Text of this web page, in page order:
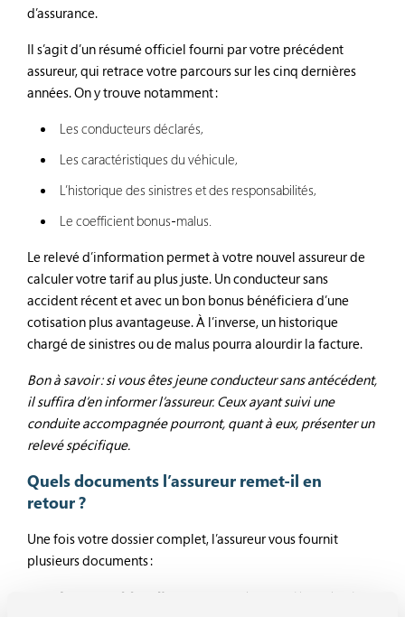
d’assurance.
Il s’agit d’un résumé officiel fourni par votre précédent
assureur, qui retrace votre parcours sur les cinq dernières
années. On y trouve notamment :
Les conducteurs déclarés,
Les caractéristiques du véhicule,
L’historique des sinistres et des responsabilités,
Le coefficient bonus-malus.
Le relevé d’information permet à votre nouvel assureur de
calculer votre tarif au plus juste. Un conducteur sans
accident récent et avec un bon bonus bénéficiera d’une
cotisation plus avantageuse. À l’inverse, un historique
chargé de sinistres ou de malus pourra alourdir la facture.
Bon à savoir : si vous êtes jeune conducteur sans antécédent,
il suffira d’en informer l’assureur. Ceux ayant suivi une
conduite accompagnée pourront, quant à eux, présenter un
relevé spécifique.
Quels documents l’assureur remet-il en
retour ?
Une fois votre dossier complet, l’assureur vous fournit
plusieurs documents :
La proposition d’assurance
, qui reprend le projet de